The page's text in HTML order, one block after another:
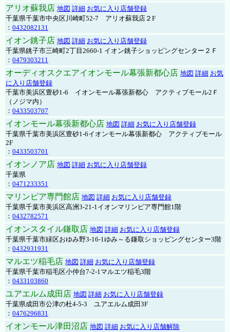
アリオ蘇我店 地図 詳細 お気に入り店舗登録
千葉県千葉市中央区川崎町52-7 アリオ蘇我店２F
： 0432082131
イオン銚子店 地図 詳細 お気に入り店舗登録
千葉県銚子市三崎町2丁目2660-1 イオン銚子ショッピングセンター２Ｆ
： 0479303211
オーディオスクエアイオンモール幕張新都心店 地図 詳細 お気
に入り店舗登録
千葉市美浜区豊砂1-6 イオンモール幕張新都心 アクティブモール2Ｆ
（ノジマ内）
： 0433503707
イオンモール幕張新都心店 地図 詳細 お気に入り店舗登録
千葉県千葉市美浜区豊砂1-6イオンモール幕張新都心 アクティブモール
2F
： 0433503701
イオンノア店 地図 詳細 お気に入り店舗登録
千葉県
： 0471233351
マリンピア専門館店 地図 詳細 お気に入り店舗登録
千葉県千葉市美浜区高洲3-21-1イオンマリンピア専門館1階
： 0432782571
イオンスタイル鎌取店 地図 詳細 お気に入り店舗登録
千葉県千葉市緑区おゆみ野3-16-1ゆみ～る鎌取ショッピングセンター3階
： 0432931931
マルエツ稲毛店 地図 詳細 お気に入り店舗登録
千葉県千葉市稲毛区小仲台7-2-1マルエツ稲毛3階
： 0433103860
ユアエルム成田店 地図 詳細 お気に入り店舗登録
千葉県成田市公津の杜4-5-3 ユアエルム成田3F
： 0476296831
イオンモール津田沼店 地図 詳細 お気に入り店舗解除